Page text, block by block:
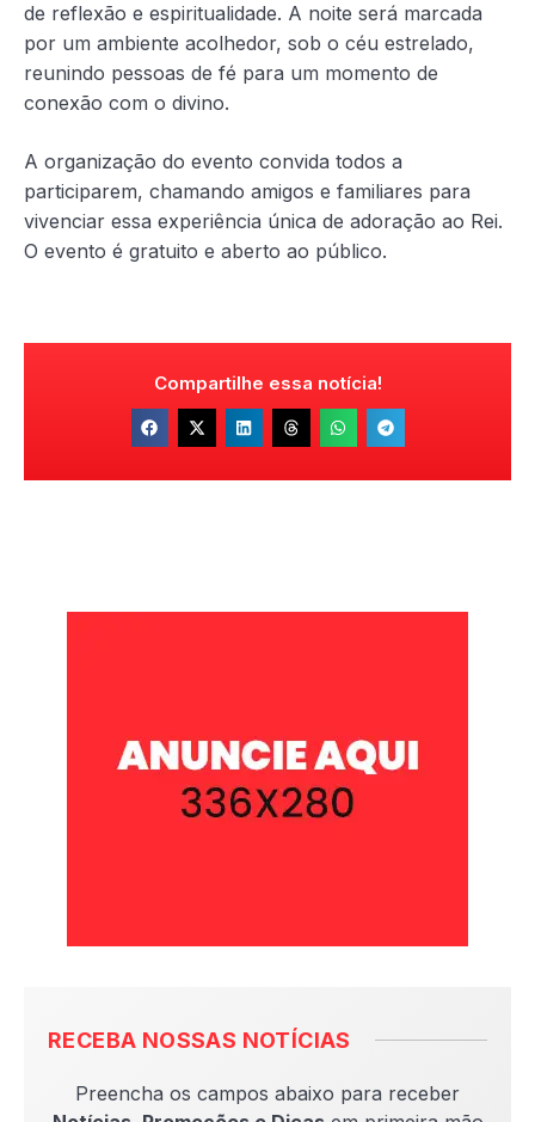
de reflexão e espiritualidade. A noite será marcada
por um ambiente acolhedor, sob o céu estrelado,
reunindo pessoas de fé para um momento de
conexão com o divino.
A organização do evento convida todos a
participarem, chamando amigos e familiares para
vivenciar essa experiência única de adoração ao Rei.
O evento é gratuito e aberto ao público.
Compartilhe essa notícia!
RECEBA NOSSAS NOTÍCIAS
Preencha os campos abaixo para receber